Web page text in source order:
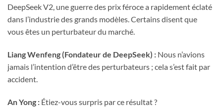
DeepSeek V2, une guerre des prix féroce a rapidement éclaté
dans l’industrie des grands modèles. Certains disent que
vous êtes un perturbateur du marché.
Liang Wenfeng (Fondateur de DeepSeek) : Nous n’avions
jamais l’intention d’être des perturbateurs ; cela s’est fait par
accident.
An Yong : Étiez-vous surpris par ce résultat ?